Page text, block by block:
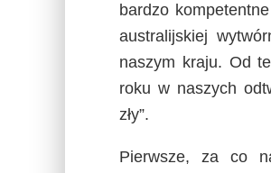
bardzo
australijskiej
naszym kraju. Od
roku w naszych
zły”.
Pierwsze, za co